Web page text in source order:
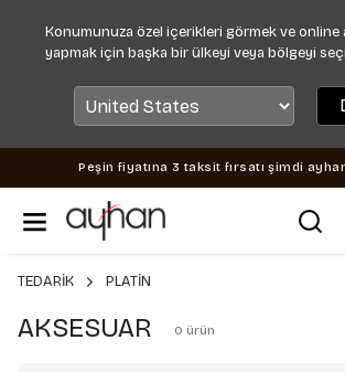
Konumunuza özel içerikleri görmek ve online
yapmak için başka bir ülkeyi veya bölgeyi
Peşin fiyatına 3 taksit fırsatı şimdi
TEDARİK PLATİN
AKSESUAR 0 ürün